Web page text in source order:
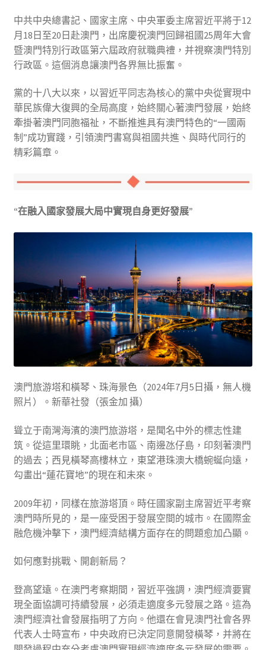
中共中央總書記、國家主席、中央軍委主席習近平將于12
月18日至20日赴澳門，出席慶祝澳門回歸祖國25周年大會
暨澳門特別行政區第六屆政府就職典禮，并視察澳門特別
行政區。這個消息讓澳門各界無比振奮。
黨的十八大以來，以習近平同志為核心的黨中央從實現中
華民族偉大復興的全局高度，始終關心著澳門發展，始終
牽掛著澳門同胞福祉，不斷推進具有澳門特色的“一國兩
制”成功實踐，引領澳門書寫與祖國共進、與時代同行的
精彩篇章。
“在融入國家發展大局中實現自身更好發展”
澳門旅游塔和橫琴、珠海景色（2024年7月5日攝，無人機
照片）。新華社發（張金加 攝）
聳立于南灣海濱的澳門旅游塔，是聞名中外的標志性建
筑。從這里環眺，北面老市區、南邊氹仔島，印刻著澳門
的過去；西見橫琴高樓林立，東望港珠澳大橋蜿蜒向遠，
勾畫出“蓮花寶地”的現在和未來。
2009年初，同樣在旅游塔頂。時任國家副主席習近平考察
澳門時所見的，是一座受困于發展空間的城市。在國際金
融危機沖擊下，澳門經濟結構方面存在的問題愈加凸顯。
如何應對挑戰、開創新局？
登高望遠。在澳門考察期間，習近平強調，澳門經濟要實
現全面協調可持續發展，必須走適度多元發展之路。這為
澳門經濟社會發展指明了方向。他還在會見澳門社會各界
代表人士時宣布，中央政府已決定同意開發橫琴，并將在